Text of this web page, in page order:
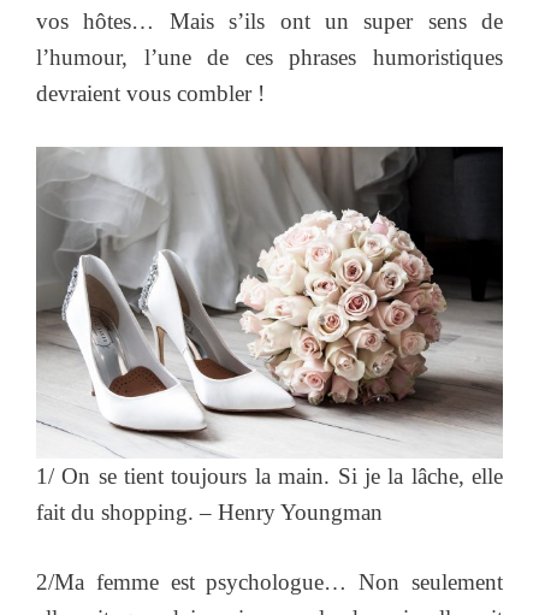
vos hôtes… Mais s’ils ont un super sens de
l’humour, l’une de ces phrases humoristiques
devraient vous combler !
1/ On se tient toujours la main. Si je la lâche, elle
fait du shopping. – Henry Youngman
2/Ma femme est psychologue… Non seulement